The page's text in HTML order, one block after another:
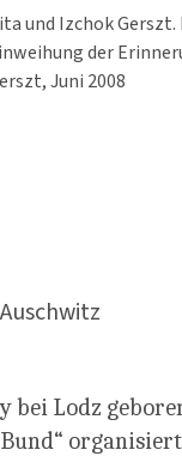
und Izchok
der
Juni 2008
bei Lodz
organisiert